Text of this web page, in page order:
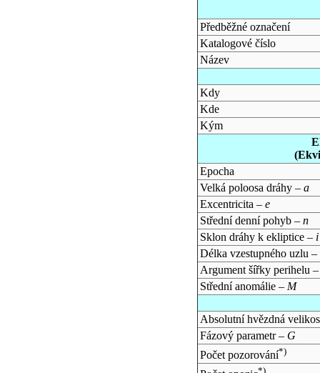
Předběžné označení
Katalogové číslo
Název
Kdy
Kde
Kým
Epocha
Velká poloosa dráhy – a
Excentricita – e
Střední denní pohyb – n
Sklon dráhy k ekliptice – i
Délka vzestupného uzlu –
Argument šířky perihelu
Střední anomálie – M
Absolutní hvězdná
Fázový parametr – G
Počet pozorování*)
*)